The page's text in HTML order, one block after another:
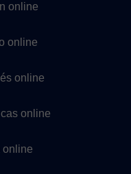
online
online
online
online
online